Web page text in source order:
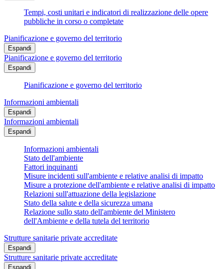
Tempi, costi unitari e indicatori di realizzazione delle opere
pubbliche in corso o completate
Pianificazione e governo del territorio
Espandi
Pianificazione e governo del territorio
Espandi
Pianificazione e governo del territorio
Informazioni ambientali
Espandi
Informazioni ambientali
Espandi
Informazioni ambientali
Stato dell'ambiente
Fattori inquinanti
Misure incidenti sull'ambiente e relative analisi di impatto
Misure a protezione dell'ambiente e relative analisi di impatto
Relazioni sull'attuazione della legislazione
Stato della salute e della sicurezza umana
Relazione sullo stato dell'ambiente del Ministero
dell'Ambiente e della tutela del territorio
Strutture sanitarie private accreditate
Espandi
Strutture sanitarie private accreditate
Espandi